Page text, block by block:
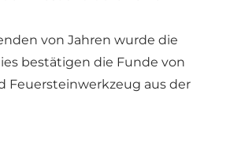
von Jahren wurde die
bestätigen die Funde von
Feuersteinwerkzeug aus der